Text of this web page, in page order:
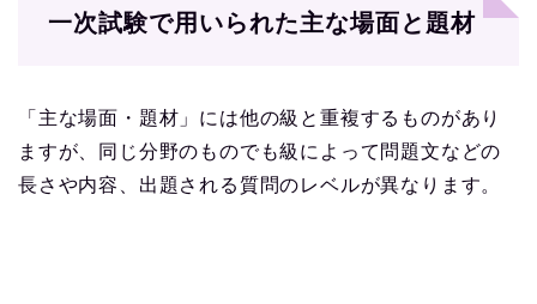
一次試験で用いられた主な場面と題材
「主な場面・題材」には他の級と重複するものがあり
ますが、同じ分野のものでも級によって問題文などの
長さや内容、出題される質問のレベルが異なります。